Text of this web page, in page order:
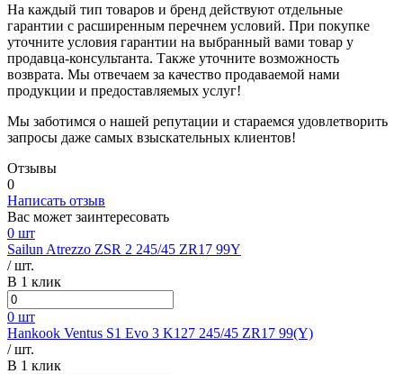
На каждый тип товаров и бренд действуют отдельные
гарантии с расширенным перечнем условий. При покупке
уточните условия гарантии на выбранный вами товар у
продавца-консультанта. Также уточните возможность
возврата. Мы отвечаем за качество продаваемой нами
продукции и предоставляемых услуг!
Мы заботимся о нашей репутации и стараемся удовлетворить
запросы даже самых взыскательных клиентов!
Отзывы
0
Написать отзыв
Вас может заинтересовать
0 шт
Sailun Atrezzo ZSR 2 245/45 ZR17 99Y
/ шт.
В 1 клик
0 шт
Hankook Ventus S1 Evo 3 K127 245/45 ZR17 99(Y)
/ шт.
В 1 клик